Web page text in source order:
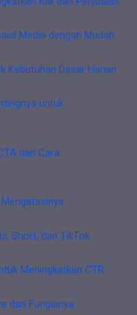
Media dengan Mudah
Kebutuhan Dasar Harian
untuk
dan Cara
Short, dan TikTok
Meningkatkan CTR
dan Fungsinya